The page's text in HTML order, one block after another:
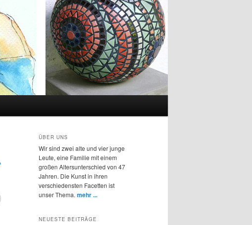
ÜBER UNS
Wir sind zwei alte und vier junge
Leute, eine Familie mit einem
großen Altersunterschied von 47
Jahren. Die Kunst in ihren
verschiedensten Facetten ist
unser Thema.mehr ...
NEUESTE BEITRÄGE